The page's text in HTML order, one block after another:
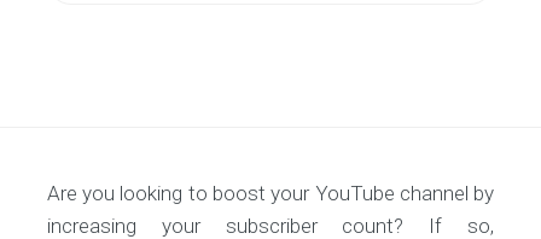
Are you looking to boost your YouTube channel by
increasing your subscriber count? If so,